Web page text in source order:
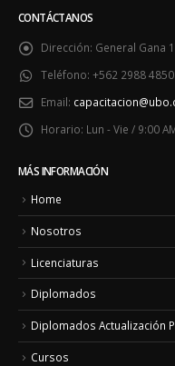
CONTÁCTANOS
Dirección: General Gana
Teléfono: +562 2988 4850
Email:
Horario: Lun - Vie / 9:00
MÁS INFORMACIÓN
Home
Nosotros
Licenciaturas
Diplomados
Diplomados Actualización
Cursos